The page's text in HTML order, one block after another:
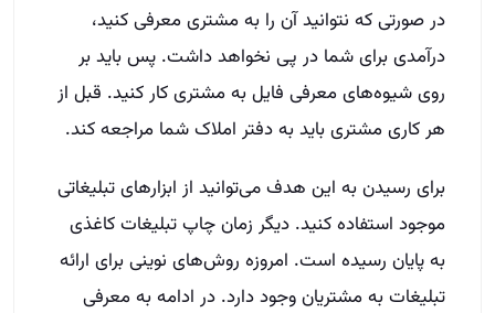
در صورتی که نتوانید آن را به مشتری معرفی کنید،
درآمدی برای شما در پی نخواهد داشت. پس باید بر
روی شیوه‌های معرفی فایل به مشتری کار کنید. قبل از
هر کاری مشتری باید به دفتر املاک شما مراجعه کند.
برای رسیدن به این هدف می‌توانید از ابزارهای تبلیغاتی
موجود استفاده کنید. دیگر زمان چاپ تبلیغات کاغذی
به پایان رسیده است. امروزه روش‌های نوینی برای ارائه
تبلیغات به مشتریان وجود دارد. در ادامه به معرفی